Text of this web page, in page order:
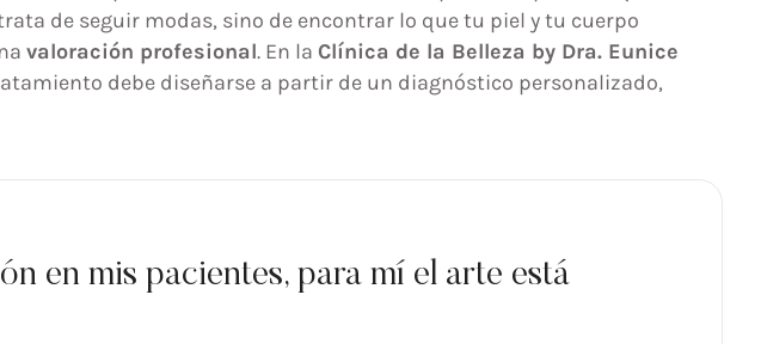
de seguir modas, sino de encontrar lo que tu piel y tu cuerpo
valoración profesional. En la Clínica de la Belleza by Dra. Eunice
debe diseñarse a partir de un diagnóstico personalizado,
en mis pacientes, para mí el arte está